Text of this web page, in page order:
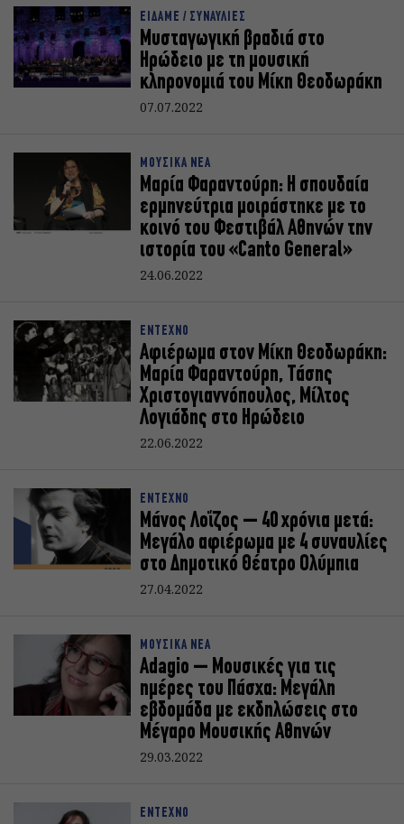
ΕΙΔΑΜΕ / ΣΥΝΑΥΛΙΕΣ
Μυσταγωγική βραδιά στο
Ηρώδειο με τη μουσική
κληρονομιά του Μίκη Θεοδωράκη
07.07.2022
ΜΟΥΣΙΚΑ ΝΕΑ
Μαρία Φαραντούρη: Η σπουδαία
ερμηνεύτρια μοιράστηκε με το
κοινό του Φεστιβάλ Αθηνών την
ιστορία του «Canto General»
24.06.2022
ΕΝΤΕΧΝΟ
Αφιέρωμα στον Μίκη Θεοδωράκη:
Μαρία Φαραντούρη, Τάσης
Χριστογιαννόπουλος, Μίλτος
Λογιάδης στο Ηρώδειο
22.06.2022
ΕΝΤΕΧΝΟ
Μάνος Λοΐζος – 40 χρόνια μετά:
Μεγάλο αφιέρωμα με 4 συναυλίες
στο Δημοτικό Θέατρο Ολύμπια
27.04.2022
ΜΟΥΣΙΚΑ ΝΕΑ
Αdagio – Mουσικές για τις
ημέρες του Πάσχα: Μεγάλη
εβδομάδα με εκδηλώσεις στο
Μέγαρο Μουσικής Αθηνών
29.03.2022
ΕΝΤΕΧΝΟ